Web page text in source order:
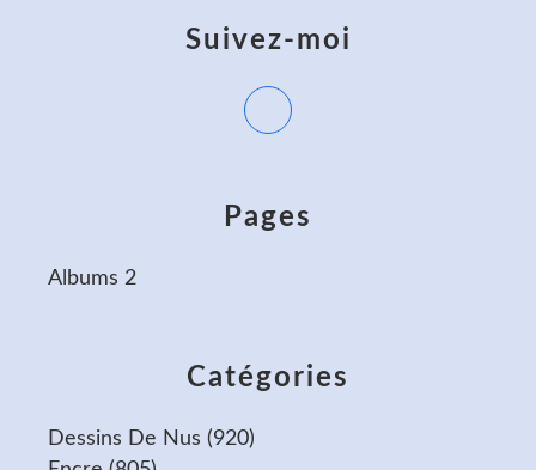
Catégories
Dessins De Nus (920)
Pages
Albums 2
Suivez-moi